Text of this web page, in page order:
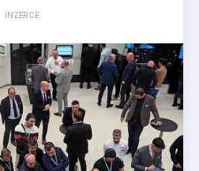
INZERCE